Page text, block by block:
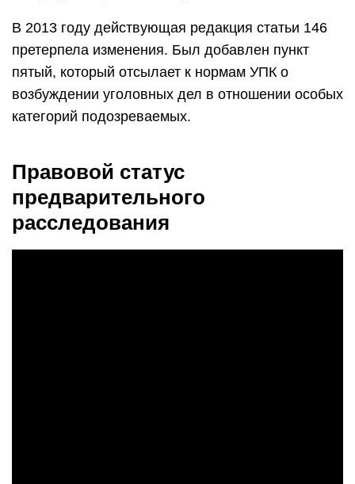
В 2013 году действующая редакция статьи 146
претерпела изменения. Был добавлен пункт
пятый, который отсылает к нормам УПК о
возбуждении уголовных дел в отношении особых
категорий подозреваемых.
Правовой статус
предварительного
расследования